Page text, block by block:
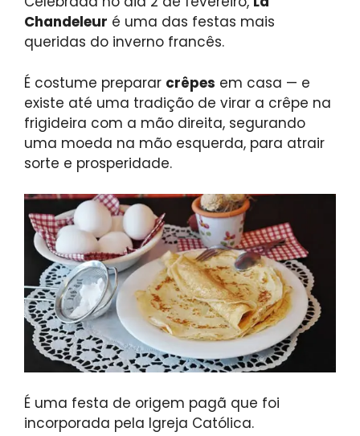
Chandeleur é uma das festas mais
queridas do inverno francês.
É costume preparar crêpes em casa — e
existe até uma tradição de virar a crêpe na
frigideira com a mão direita, segurando
uma moeda na mão esquerda, para atrair
sorte e prosperidade.
É uma festa de origem pagã que foi
incorporada pela Igreja Católica.